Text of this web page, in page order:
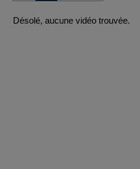
Désolé, aucune vidéo trouvée.